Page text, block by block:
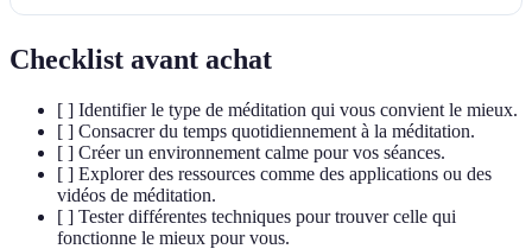
Checklist avant achat
[ ] Identifier le type de méditation qui vous convient le mieux.
[ ] Consacrer du temps quotidiennement à la méditation.
[ ] Créer un environnement calme pour vos séances.
[ ] Explorer des ressources comme des applications ou des
vidéos de méditation.
[ ] Tester différentes techniques pour trouver celle qui
fonctionne le mieux pour vous.